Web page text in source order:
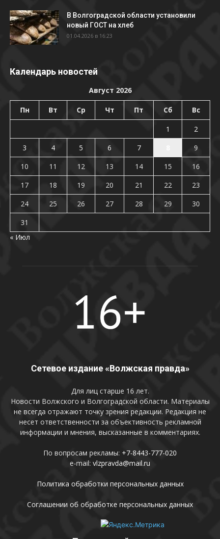
В Волгоградской области установили
новый ГОСТ на хлеб
01.04.2026 в 16:23
Календарь новостей
Август 2026
Пн Вт Ср Чт Пт Сб Вс
1
2
3
4 5 6 7
9
10
11 12 13 14 15
16
17
18 19 20 21 22
23
24
25 26 27 28 29
30
31
« Июл
Сетевое издание «Волжская правда»
Для лиц старше 16 лет.
Новости Волжского и Волгоградской области. Материалы
не всегда отражают точку зрения редакции. Редакция не
несет ответственности за объективность рекламной
информации и мнения, высказанные в комментариях.
По вопросам рекламы: +7-8443-777-020
e-mail: vlzpravda@mail.ru
Политика обработки персональных данных
Соглашении об обработке персональных данных